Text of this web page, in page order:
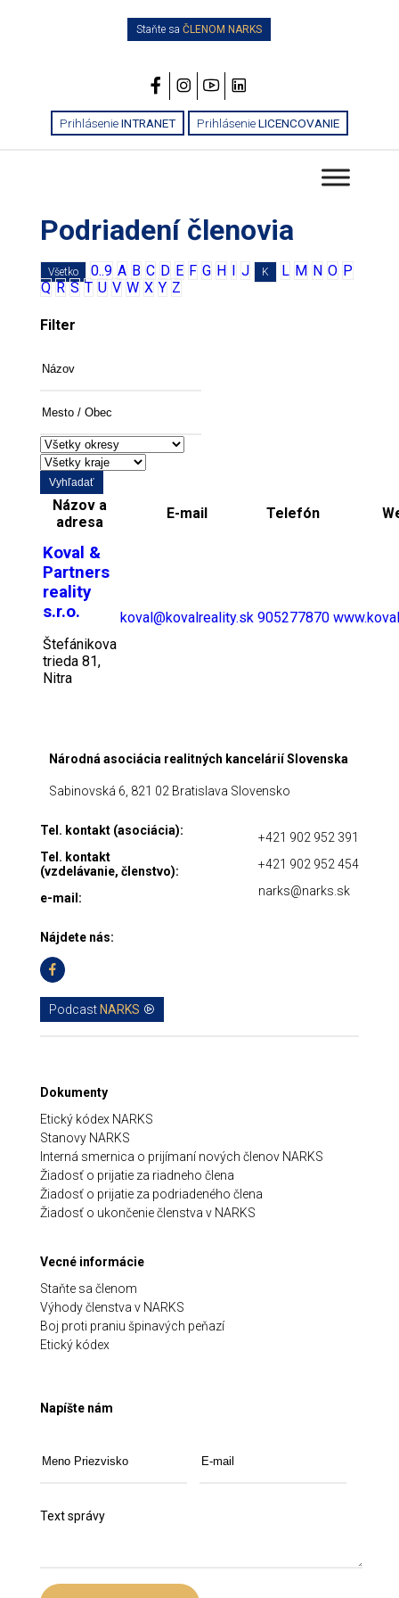
Staňte saČLENOM NARKS
PrihlásenieINTRANET PrihlásenieLICENCOVANIE
Podriadení členovia
Všetko 0..9 A B C D E F G H I J K L M N O P
Q R S T U V W X Y Z
Filter
/
Obec
Vyhľadať
Názov a
adresa
E-mail Telefón
Koval &
Partners
reality
s.r.o.
Štefánikova
trieda 81,
Nitra
koval@kovalreality.sk 905277870
Národná asociácia realitných kancelárií Slovenska
Sabinovská 6, 821 02 Bratislava Slovensko
Tel. kontakt (asociácia):
Tel. kontakt
(vzdelávanie, členstvo):
e-mail:
+421 902 952 391
+421 902 952 454
narks@narks.sk
Nájdete nás:
Podcast NARKS
Dokumenty
Etický kódex NARKS
Stanovy NARKS
Interná smernica o prijímaní nových členov NARKS
Žiadosť o prijatie za riadneho člena
Žiadosť o prijatie za podriadeného člena
Žiadosť o ukončenie členstva v NARKS
Vecné informácie
Staňte sa členom
Výhody členstva v NARKS
Boj proti praniu špinavých peňazí
Etický kódex
Napíšte nám
Text správy